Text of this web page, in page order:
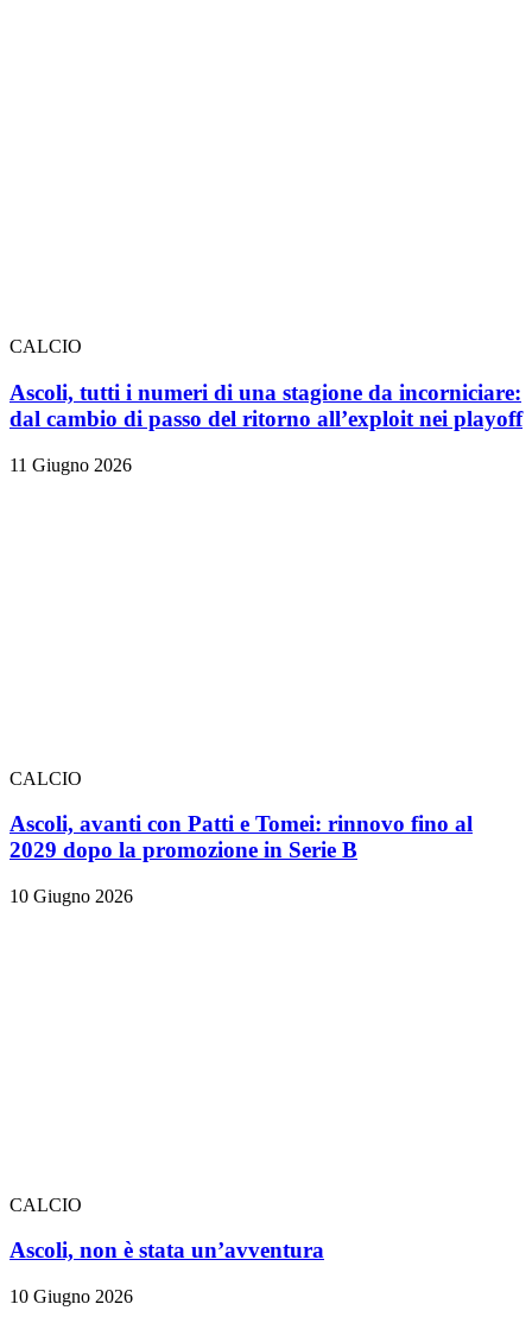
CALCIO
Ascoli, tutti i numeri di una stagione da incorniciare:
dal cambio di passo del ritorno all’exploit nei playoff
11 Giugno 2026
CALCIO
Ascoli, avanti con Patti e Tomei: rinnovo fino al
2029 dopo la promozione in Serie B
10 Giugno 2026
CALCIO
Ascoli, non è stata un’avventura
10 Giugno 2026